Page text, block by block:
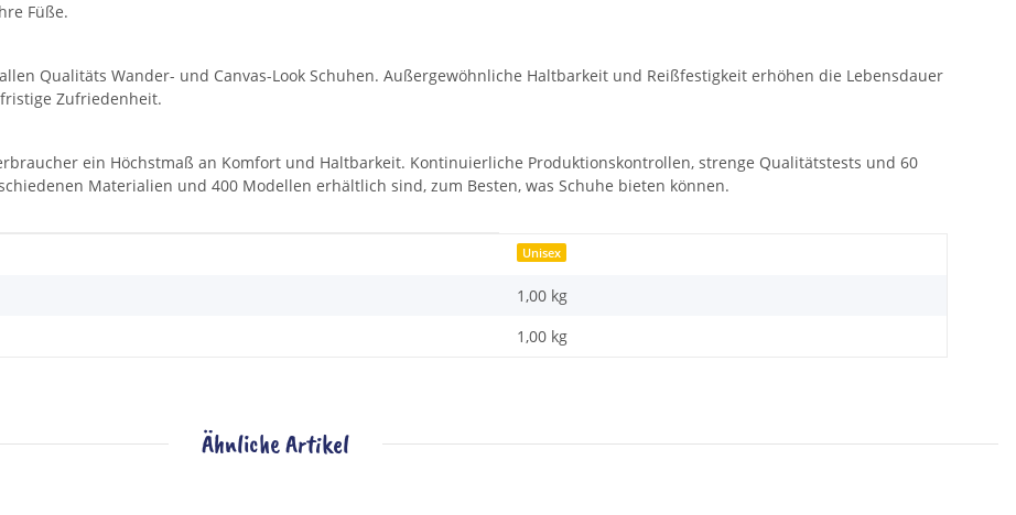
Füße.
Qualitäts Wander- und Canvas-Look Schuhen. Außergewöhnliche Haltbarkeit und Reißfestigkeit erhöhen die Lebensdauer
Zufriedenheit.
ein Höchstmaß an Komfort und Haltbarkeit. Kontinuierliche Produktionskontrollen, strenge Qualitätstests und 60
Materialien und 400 Modellen erhältlich sind, zum Besten, was Schuhe bieten können.
Unisex
1,00 kg
1,00 kg
Ähnliche Artikel